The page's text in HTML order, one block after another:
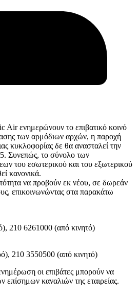
ενημερώνουν το επιβατικό κοινό
των αρμόδιων αρχών, η παροχή
κυκλοφορίας δε θα ανασταλεί την
Συνεπώς, το σύνολο των
του εσωτερικού και του εξωτερικού
κανονικά.
να προβούν εκ νέου, σε δωρεάν
επικοινωνώντας στα παρακάτω
210 6261000 (από κινητό)
210 3550500 (από κινητό)
οι επιβάτες μπορούν να
επίσημων καναλιών της εταιρείας.